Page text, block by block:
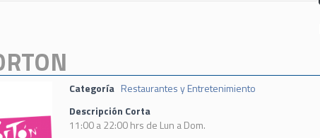
Categoría Restaurantes y Entretenimiento
Descripción Corta
11:00 a 22:00 hrs de Lun a Dom.